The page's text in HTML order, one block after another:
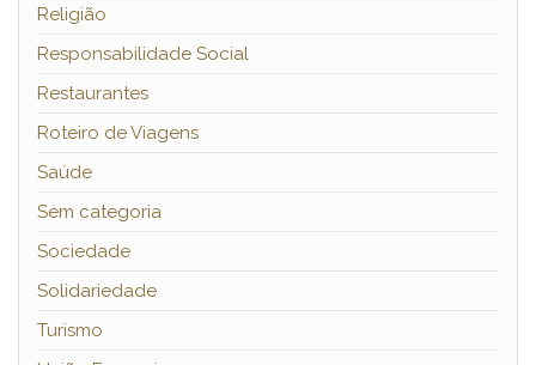
Religião
Responsabilidade Social
Restaurantes
Roteiro de Viagens
Saúde
Sem categoria
Sociedade
Solidariedade
Turismo